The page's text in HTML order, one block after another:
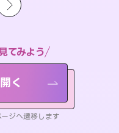
てみよう
く
ジへ遷移します